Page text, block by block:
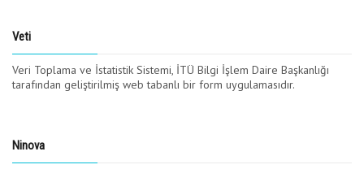
Veti
Veri Toplama ve İstatistik Sistemi, İTÜ Bilgi İşlem Daire Başkanlığı
tarafından geliştirilmiş web tabanlı bir form uygulamasıdır.
Ninova